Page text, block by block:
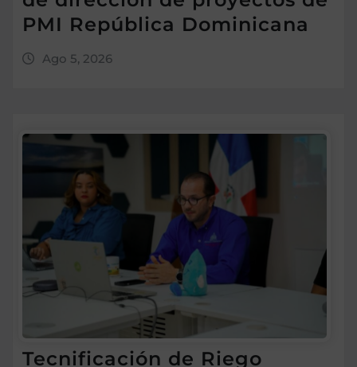
PMI República Dominicana
Ago 5, 2026
Tecnificación de Riego